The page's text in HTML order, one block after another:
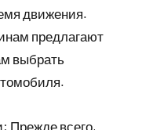
движения.
предлагают
выбрать
Прежде всего,